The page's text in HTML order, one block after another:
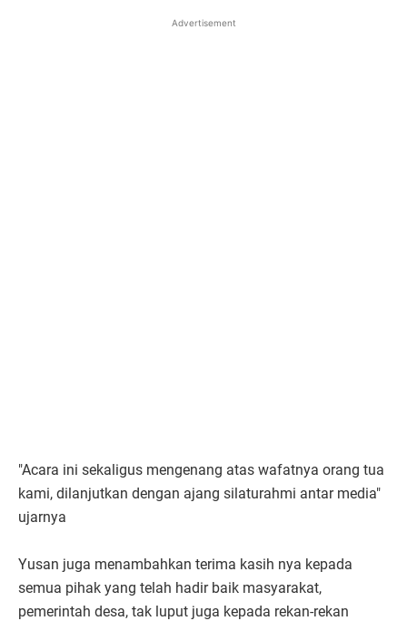
Advertisement
"Acara ini sekaligus mengenang atas wafatnya orang tua
kami, dilanjutkan dengan ajang silaturahmi antar media"
ujarnya
Yusan juga menambahkan terima kasih nya kepada
semua pihak yang telah hadir baik masyarakat,
pemerintah desa, tak luput juga kepada rekan-rekan